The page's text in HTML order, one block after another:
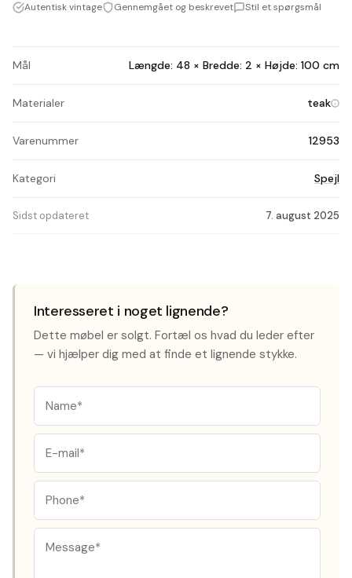
Mål Længde: 48 × Bredde: 2 × Højde: 100 cm
Materialer teak
Varenummer 12953
Kategori Spejl
Sidst opdateret 7. august 2025
Autentisk vintage Gennemgået og beskrevet Stil et spørgsmål
Interesseret i noget lignende?
Dette møbel er solgt. Fortæl os hvad du leder efter
— vi hjælper dig med at finde et lignende stykke.